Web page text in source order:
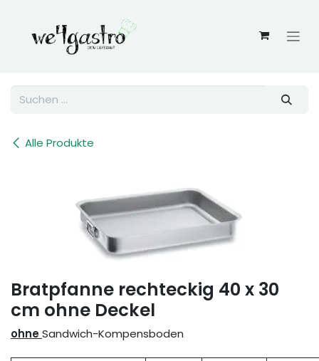
Alle Produkte
Bratpfanne rechteckig 40 x 30
cm ohne Deckel
ohneSandwich-Kompensboden